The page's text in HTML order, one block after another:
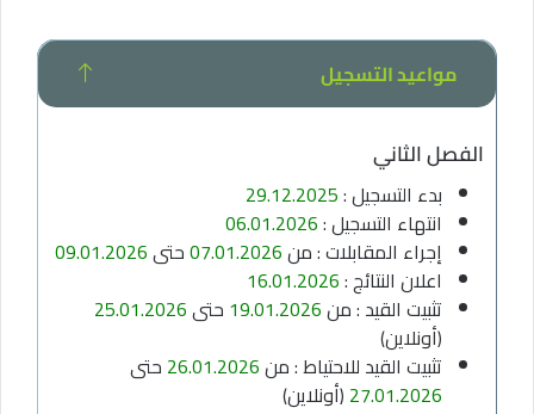
مواعيد التسجيل
الفصل الثاني
بدء التسجيل :29.12.2025
انتهاء التسجيل :06.01.2026
إجراء المقابلات : من07.01.2026حتى09.01.2026
اعلان النتائج :16.01.2026
تثبيت القيد : من19.01.2026 حتى25.01.2026
(أونلاين)
تثبيت القيد للاحتياط : من26.01.2026 حتى
27.01.2026 (أونلاين)